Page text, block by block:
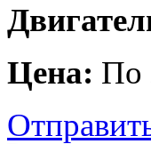
Цена: По